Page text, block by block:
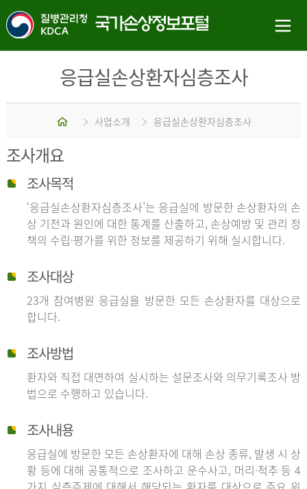
응급실손상환자심층조사
홈 사업소개 응급실손상환자심층조사
조사개요
조사목적
‘응급실손상환자심층조사’는 응급실에 방문한 손상환자의 손
상 기전과 원인에 대한 통계를 산출하고, 손상예방 및 관리 정
책의 수립·평가를 위한 정보를 제공하기 위해 실시합니다.
조사대상
23개 참여병원 응급실을 방문한 모든 손상환자를 대상으로
합니다.
조사방법
환자와 직접 대면하여 실시하는 설문조사와 의무기록조사 방
법으로 수행하고 있습니다.
조사내용
응급실에 방문한 모든 손상환자에 대해 손상 종류, 발생 시 상
황 등에 대해 공통적으로 조사하고 운수사고, 머리·척추 등 4